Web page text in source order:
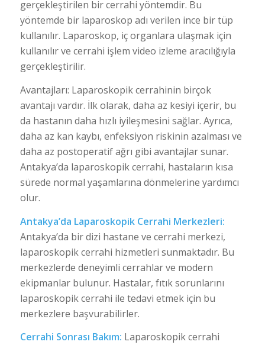
gerçekleştirilen bir cerrahi yöntemdir. Bu
yöntemde bir laparoskop adı verilen ince bir tüp
kullanılır. Laparoskop, iç organlara ulaşmak için
kullanılır ve cerrahi işlem video izleme aracılığıyla
gerçekleştirilir.
Avantajları: Laparoskopik cerrahinin birçok
avantajı vardır. İlk olarak, daha az kesiyi içerir, bu
da hastanın daha hızlı iyileşmesini sağlar. Ayrıca,
daha az kan kaybı, enfeksiyon riskinin azalması ve
daha az postoperatif ağrı gibi avantajlar sunar.
Antakya’da laparoskopik cerrahi, hastaların kısa
sürede normal yaşamlarına dönmelerine yardımcı
olur.
Antakya’da Laparoskopik Cerrahi Merkezleri:
Antakya’da bir dizi hastane ve cerrahi merkezi,
laparoskopik cerrahi hizmetleri sunmaktadır. Bu
merkezlerde deneyimli cerrahlar ve modern
ekipmanlar bulunur. Hastalar, fıtık sorunlarını
laparoskopik cerrahi ile tedavi etmek için bu
merkezlere başvurabilirler.
Cerrahi Sonrası Bakım: Laparoskopik cerrahi